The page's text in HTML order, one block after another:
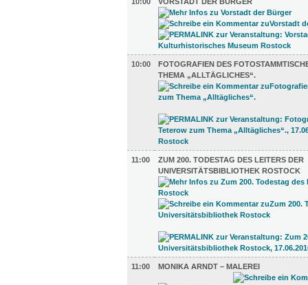
10:00
FOTOGRAFIEN DES
THEMA „ALLTÄGLICHES“.
11:00
ZUM 200. TODESTAG DES LEITERS DER
UNIVERSITÄTSBIBLIOTHEK ROSTOCK
11:00 MONIKA ARNDT – MALEREI